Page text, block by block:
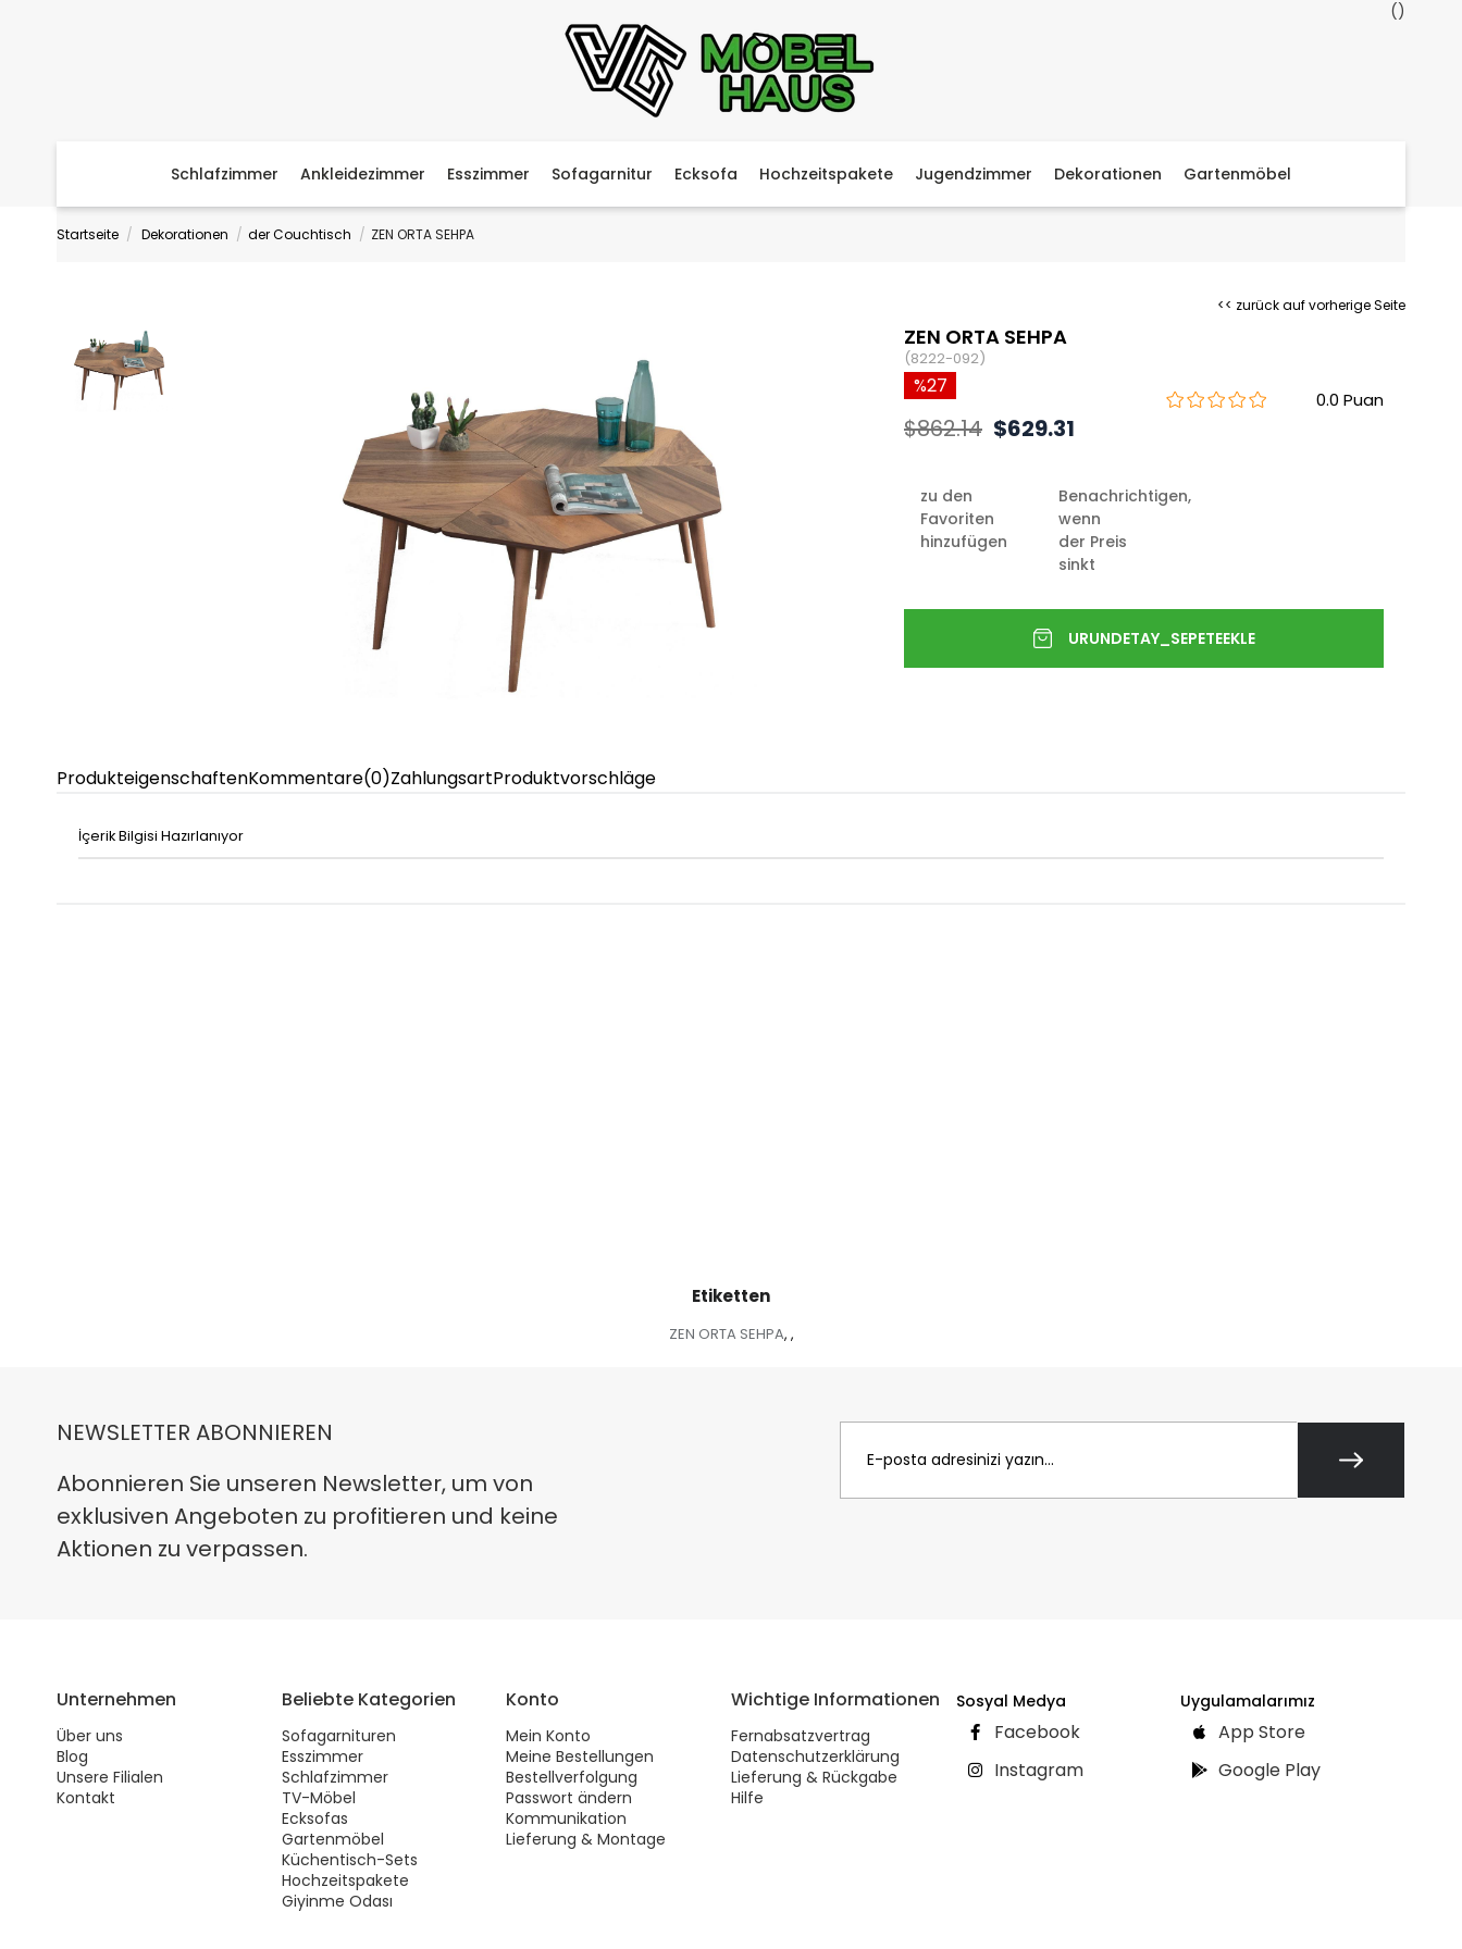
Schlafzimmer Ankleidezimmer Esszimmer Sofagarnitur Ecksofa Hochzeitspakete Jugendzimmer Dekorationen Gartenmöbel
Startseite Dekorationen der Couchtisch ZEN ORTA SEHPA
<< zurück auf vorherige Seite
ZEN ORTA SEHPA
(8222-092)
0.0
27
$862.14 $629.31
zu den
Favoriten
hinzufügen
Benachrichtigen,
wenn
der Preis
sinkt
ProdukteigenschaftenKommentare(0)ZahlungsartProduktvorschläge
İçerik Bilgisi Hazırlanıyor
Etiketten
ZEN ORTA SEHPA, ,
NEWSLETTER ABONNIEREN
Abonnieren Sie unseren Newsletter, um von
exklusiven Angeboten zu profitieren und keine
Aktionen zu verpassen.
Unternehmen
Über uns
Blog
Unsere Filialen
Kontakt
Beliebte Kategorien
Sofagarnituren
Esszimmer
Schlafzimmer
TV-Möbel
Ecksofas
Gartenmöbel
Küchentisch-Sets
Hochzeitspakete
Giyinme Odası
Konto
Mein Konto
Meine Bestellungen
Bestellverfolgung
Passwort ändern
Kommunikation
Lieferung & Montage
Wichtige Informationen
Fernabsatzvertrag
Datenschutzerklärung
Lieferung & Rückgabe
Hilfe
Sosyal Medya
Facebook
Instagram
Uygulamalarımız
App Store
Google Play